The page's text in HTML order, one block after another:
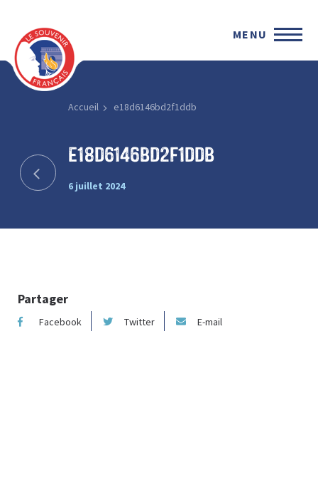
MENU
Accueil e18d6146bd2f1ddb
e18d6146bd2f1ddb
6 juillet 2024
Partager
Facebook Twitter E-mail